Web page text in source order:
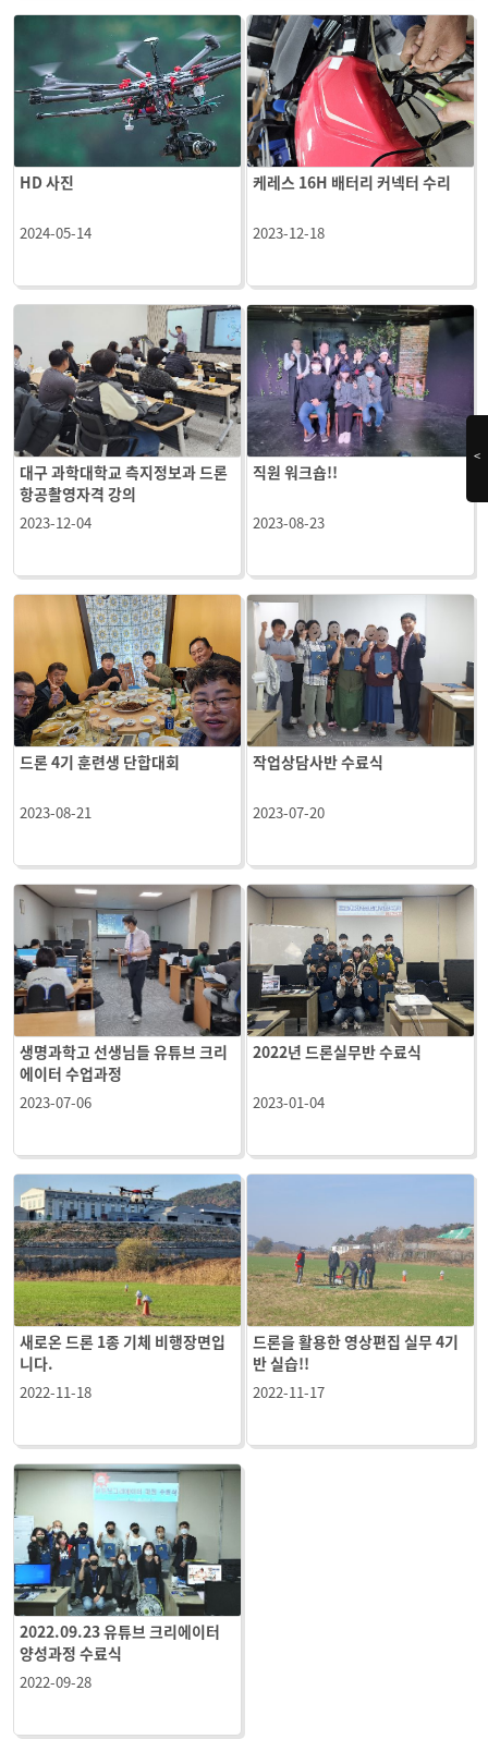
HD 사진
2024-05-14
케레스 16H 배터리 커넥터 수리
2023-12-18
대구 과학대학교 측지정보과 드론
항공촬영자격 강의
2023-12-04
직원 워크숍!!
2023-08-23
드론 4기 훈련생 단합대회
2023-08-21
작업상담사반 수료식
2023-07-20
생명과학고 선생님들 유튜브 크리
에이터 수업과정
2023-07-06
2022년 드론실무반 수료식
2023-01-04
새로온 드론 1종 기체 비행장면입
니다.
2022-11-18
드론을 활용한 영상편집 실무 4기
반 실습!!
2022-11-17
2022.09.23 유튜브 크리에이터
양성과정 수료식
2022-09-28
<